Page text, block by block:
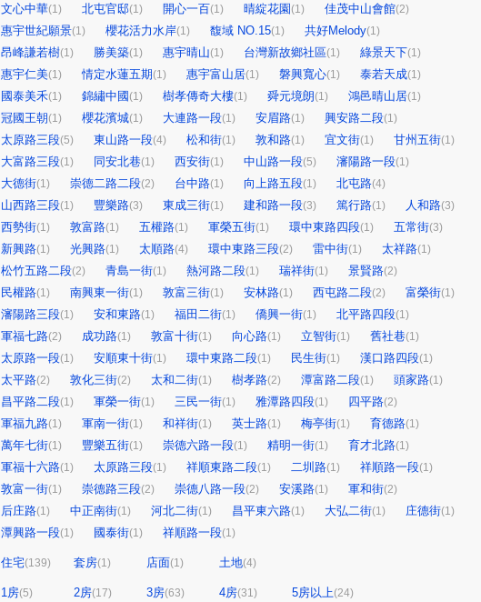
文心中華(1) 北屯官邸(1) 開心一百(1) 晴綻花園 (1) 佳茂中山會館(2)
惠宇世紀願景(1) 櫻花活力水岸(1) 馥域 NO.15(1) 共好Melody(1)
昂峰謙若樹(1) 勝美築(1) 惠宇晴山(1) 台灣新故鄉社區(1) 綠景天下(1)
惠宇仁美(1) 情定水蓮五期(1) 惠宇富山居(1) 磐興寬心(1) 泰若天成(1)
國泰美禾(1) 錦繡中國 (1) 樹孝傳奇大樓(1) 舜元境朗(1) 鴻邑晴山居(1)
冠國王朝(1) 櫻花濱城(1) 大連路一段(1) 安眉路(1) 興安路二段(1)
太原路三段(5) 東山路一段(4) 松和街(1) 敦和路(1) 宜文街(1) 甘州五街(1)
大富路三段(1) 同安北巷(1) 西安街(1) 中山路一段(5) 瀋陽路一段(1)
大德街(1) 崇德二路二段(2) 台中路(1) 向上路五段(1) 北屯路(4)
山西路三段(1) 豐樂路(3) 東成三街(1) 建和路一段(3) 篤行路(1) 人和路(3)
西勢街(1) 敦富路(1) 五權路(1) 軍榮五街(1) 環中東路四段(1) 五常街(3)
新興路(1) 光興路(1) 太順路(4) 環中東路三段(2) 雷中街(1) 太祥路(1)
松竹五路二段(2) 青島一街(1) 熱河路二段(1) 瑞祥街(1) 景賢路(2)
民權路(1) 南興東一街(1) 敦富三街(1) 安林路(1) 西屯路二段(2) 富榮街(1)
瀋陽路三段(1) 安和東路(1) 福田二街(1) 僑興一街(1) 北平路四段(1)
軍福七路(2) 成功路(1) 敦富十街(1) 向心路(1) 立智街(1) 舊社巷(1)
太原路一段(1) 安順東十街(1) 環中東路二段(1) 民生街(1) 漢口路四段(1)
太平路(2) 敦化三街(2) 太和二街(1) 樹孝路(2) 潭富路二段(1) 頭家路(1)
昌平路二段(1) 軍榮一街(1) 三民一街(1) 雅潭路四段(1) 四平路(2)
軍福九路(1) 軍南一街(1) 和祥街(1) 英士路(1) 梅亭街(1) 育德路(1)
萬年七街(1) 豐樂五街(1) 崇德六路一段(1) 精明一街(1) 育才北路(1)
軍福十六路(1) 太原路三段(1) 祥順東路二段(1) 二圳路(1) 祥順路一段(1)
敦富一街(1) 崇德路三段(2) 崇德八路一段(2) 安溪路(1) 軍和街(2)
后庄路(1) 中正南街(1) 河北二街(1) 昌平東六路(1) 大弘二街(1) 庄德街(1)
潭興路一段(1) 國泰街(1) 祥順路一段(1)
住宅(139) 套房(1) 店面(1) 土地(4)
1房(5) 2房(17) 3房(63) 4房(31) 5房以上(24)